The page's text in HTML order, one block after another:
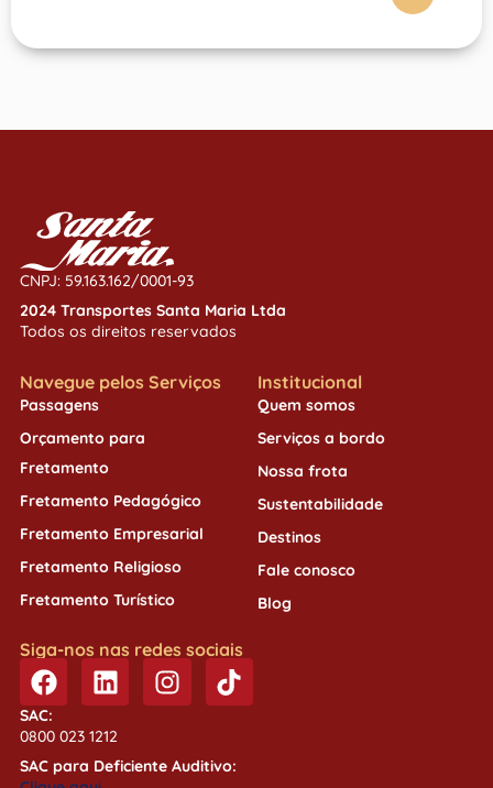
CNPJ: 59.163.162/0001-93
2024 Transportes Santa Maria Ltda
Todos os direitos reservados
Navegue pelos Serviços
Passagens
Orçamento para
Fretamento
Fretamento Pedagógico
Fretamento Empresarial
Fretamento Religioso
Fretamento Turístico
Institucional
Quem somos
Serviços a bordo
Nossa frota
Sustentabilidade
Destinos
Fale conosco
Blog
Siga-nos nas redes sociais
SAC:
0800 023 1212
SAC para Deficiente Auditivo: